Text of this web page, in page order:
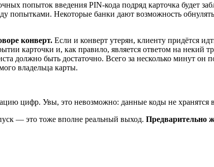
попыток введения PIN-кода подряд карточка будет
попытками. Некоторые банки дают возможность
конверт. Если и конверт утерян, клиенту придётся
карточки и, как правило, является ответом на некий
должно быть достаточно. Всего за несколько минут он
владельца карты.
цифр. Увы, это невозможно: данные коды не хранятся в
— это тоже вполне реальный выход. Предварительно